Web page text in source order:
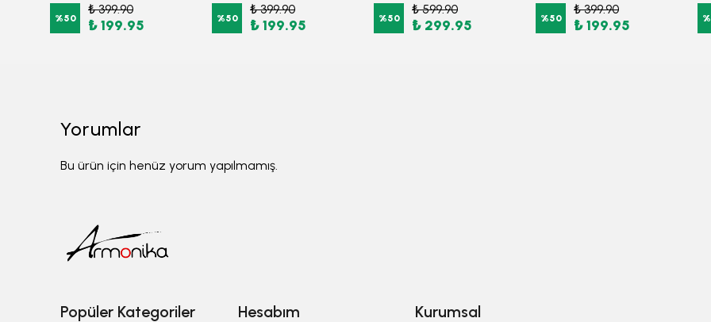
%50
₺ 399.90
₺ 199.95 %50
₺ 399.90
₺ 199.95 %50
₺ 599.90
₺ 299.95 %50
₺ 399.90
₺ 199.95 %
Yorumlar
Bu ürün için henüz yorum yapılmamış.
Popüler Kategoriler Hesabım Kurumsal